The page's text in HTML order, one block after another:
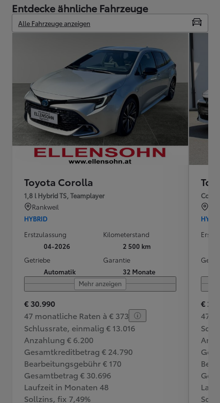
Entdecke ähnliche Fahrzeuge
Alle Fahrzeuge anzeigen
Toyota Corolla
1,8 l Hybrid TS, Teamplayer
Rankweil
HYBRID
Erstzulassung
04-2026
Kilometerstand
2 500 km
Getriebe
Automatik
Garantie
32 Monate
Mehr anzeigen
€ 30.990
47 monatliche Raten à € 373
Schlussrate, einmalig € 13.016
Anzahlung € 6.200
Gesamtkreditbetrag € 24.790
Bearbeitungsgebühr € 170
Gesamtbetrag € 30.696
Laufzeit in Monaten 48
Sollzins, fix 7,49%
€
47